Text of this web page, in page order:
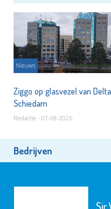
Nieuws
Ziggo op glasvezel van
Schiedam
Redactie - 07-08-2026
Bedrijven
Sir